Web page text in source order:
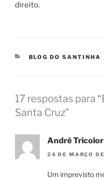
direito.
CATEGORIAS
BLOG DO SANTINHA
17 respostas para
Santa Cruz”
André
24 DE MARÇO
Um imprevisto